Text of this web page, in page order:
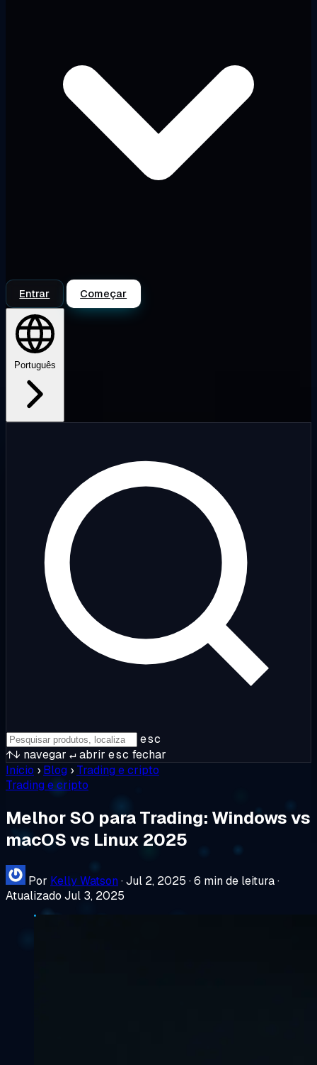
Entrar Começar
Português
esc
↑↓ navegar ↵abrir esc fechar
Início › Blog › Trading e cripto
Trading e cripto
Melhor SO para Trading: Windows vs
macOS vs Linux 2025
Por Kelly Watson ·Jul 2, 2025 ·6 min de leitura·
Atualizado Jul 3, 2025